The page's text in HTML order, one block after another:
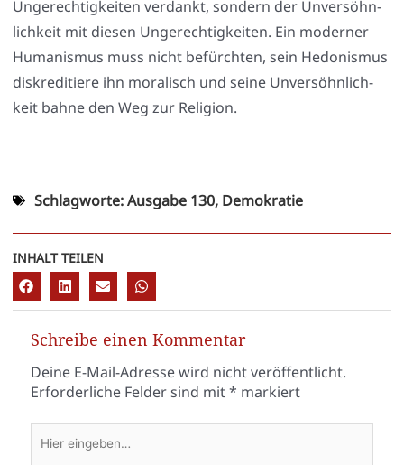
Unge­rech­tig­kei­ten ver­dankt, son­dern der Unver­söhn­
lich­keit mit die­sen Unge­rech­tig­kei­ten. Ein moder­ner
Huma­nis­mus muss nicht befürch­ten, sein Hedo­nis­mus
dis­kre­di­tie­re ihn mora­lisch und sei­ne Unver­söhn­lich­
keit bah­ne den Weg zur Reli­gi­on.
Schlagworte:Ausgabe 130, Demokratie
INHALT TEILEN
Schreibe einen Kommentar
Deine E-Mail-Adresse wird nicht veröffentlicht.
Erforderliche Felder sind mit* markiert
eingeben…